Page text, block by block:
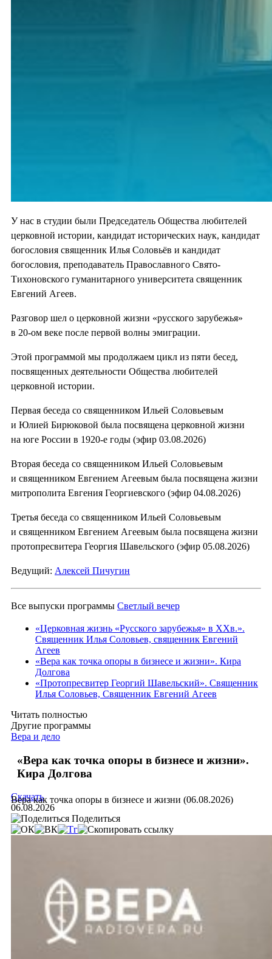
У нас в студии были Председатель Общества любителей
церковной истории, кандидат исторических наук, кандидат
богословия священник Илья Соловьёв и кандидат
богословия, преподаватель Православного Свято-
Тихоновского гуманитарного университета священник
Евгений Агеев.
Разговор шел о церковной жизни «русского зарубежья»
в 20-ом веке после первой волны эмиграции.
Этой программой мы продолжаем цикл из пяти бесед,
посвященных деятельности Общества любителей
церковной истории.
Первая беседа со священником Ильей Соловьевым
и Юлией Бирюковой была посвящена церковной жизни
на юге России в 1920-е годы (эфир 03.08.2026)
Вторая беседа со священником Ильей Соловьевым
и священником Евгением Агеевым была посвящена жизни
митрополита Евгения Георгиевского (эфир 04.08.2026)
Третья беседа со священником Ильей Соловьевым
и священником Евгением Агеевым была посвящена жизни
протопресвитера Георгия Шавельского (эфир 05.08.2026)
Ведущий: Алексей Пичугин
Все выпуски программы Светлый вечер
«Церковная жизнь «Русского зарубежья» в ХХв.».
Священник Илья Соловьев, священник Евгений
Агеев
«Вера как точка опоры в бизнесе и жизни». Кира
Долгова
«Протопресвитер Георгий Шавельский». Священник
Илья Соловьев, Священник Евгений Агеев
Читать полностью
Другие программы
Вера и дело
«Вера как точка опоры в бизнесе и жизни».
Кира Долгова
Вера как точка опоры в бизнесе и жизни (06.08.2026)
Скачать
06.08.2026
Поделиться